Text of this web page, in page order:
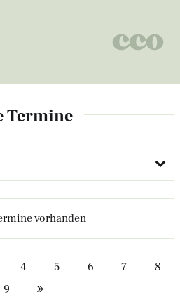
Termine
vorhanden
4 5 6 7
8
9